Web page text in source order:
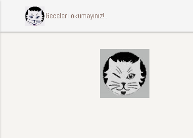
ccccci Geceleri okumayınız!..